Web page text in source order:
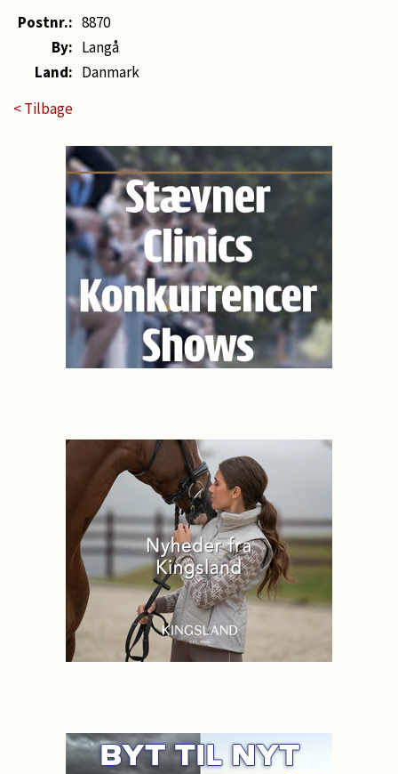
Postnr.: 8870
By: Langå
Land: Danmark
< Tilbage